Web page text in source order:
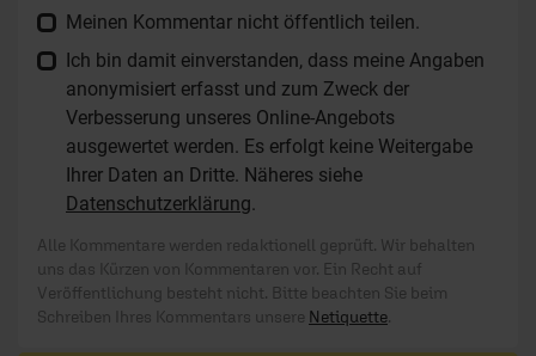
Meinen Kommentar nicht öffentlich teilen.
Ich bin damit einverstanden, dass meine Angaben
anonymisiert erfasst und zum Zweck der
Verbesserung unseres Online-Angebots
ausgewertet werden. Es erfolgt keine Weitergabe
Ihrer Daten an Dritte. Näheres siehe
Datenschutzerklärung.
Alle Kommentare werden redaktionell geprüft. Wir behalten
uns das Kürzen von Kommentaren vor. Ein Recht auf
Veröffentlichung besteht nicht. Bitte beachten Sie beim
Schreiben Ihres Kommentars unsere Netiquette.